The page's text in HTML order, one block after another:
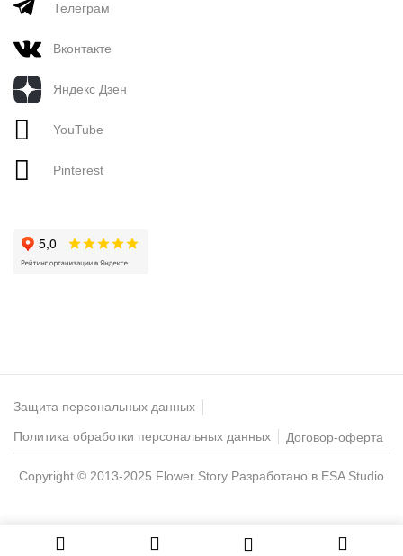
Телеграм
Вконтакте
Яндекс Дзен
YouTube
Pinterest
Защита персональных данных
Политика обработки персональных данных Договор-оферта
Copyright © 2013-2025 Flower Story Разработано в ESA Studio